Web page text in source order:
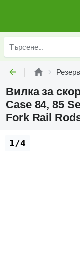
Вилка за
Case 84, 85
Fork Rail
1/4